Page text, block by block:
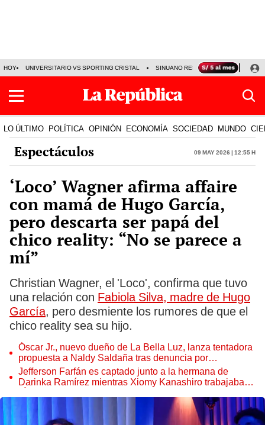
HOY UNIVERSITARIO VS SPORTING CRISTAL SINUANO RESULTADOS HOY
LO ÚLTIMO POLÍTICA OPINIÓN ECONOMÍA SOCIEDAD MUNDO
Espectáculos 09 May 2026 | 12:55 h
‘Loco’ Wagner afirma affaire
con mamá de Hugo García,
pero descarta ser papá del
chico reality: “No se parece a
mí”
Christian Wagner, el 'Loco', confirma que tuvo
una relación con Fabiola Silva, madre de Hugo
García, pero desmiente los rumores de que el
chico reality sea su hijo.
Óscar Jr., nuevo dueño de La Bella Luz, lanza tentadora
propuesta a Naldy Saldaña tras denuncia por
tocamientos
Jefferson Farfán es captado junto a la hermana de
Darinka Ramírez mientras Xiomy Kanashiro trabajaba: